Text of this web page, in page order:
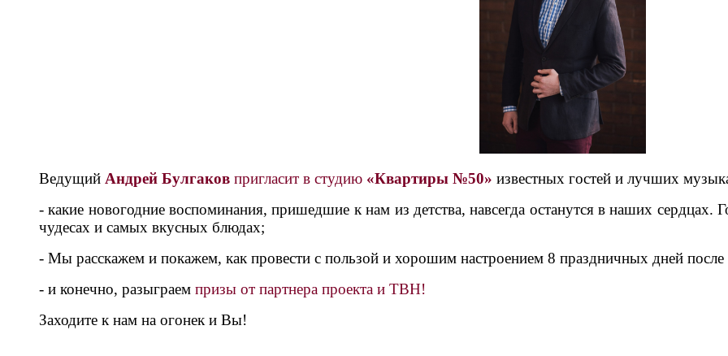
Ведущий Андрей Булгаков пригласит в студию «Квартиры №50» известных гостей и лучших
- какие новогодние воспоминания, пришедшие к нам из детства, навсегда останутся в наших
чудесах и самых вкусных блюдах;
- Мы расскажем и покажем, как провести с пользой и хорошим настроением 8 праздничных дней после
- и конечно, разыграем призы от партнера проекта и ТВН!
Заходите к нам на огонек и Вы!